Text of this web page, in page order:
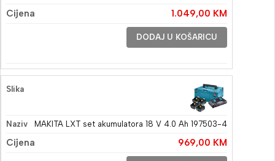
1.049,00 KM
DODAJ U KOŠARICU
MAKITA LXT set akumulatora 18 V 4.0 Ah 197503-4
969,00 KM